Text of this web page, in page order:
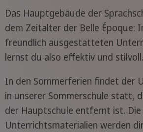
Das Hauptgebäude der
dem Zeitalter der Belle Époque:
freundlich ausgestatteten
lernst du also effektiv und stilvoll.
In den Sommerferien findet der
in unserer Sommerschule statt,
der Hauptschule entfernt ist.
Unterrichtsmaterialien werden